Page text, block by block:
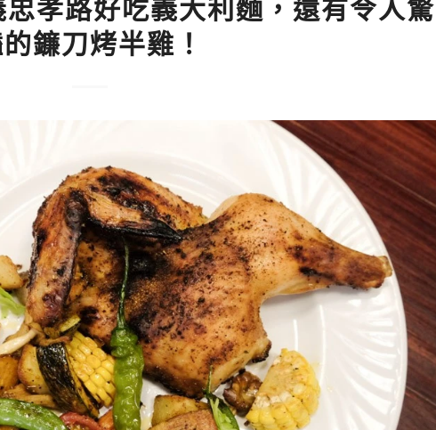
孝路好吃義大利麵，還有令人驚
鐮刀烤半雞！